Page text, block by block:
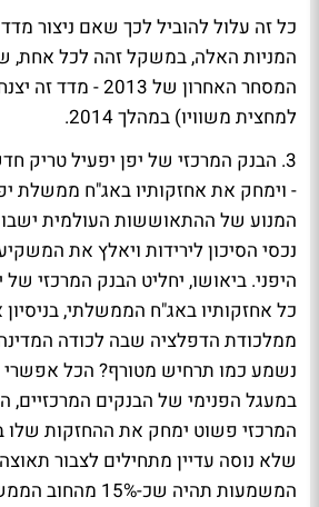
כל זה עלול להוביל לכך שאם ניצור
למחצית משוויו) במהלך 2014.
3. הבנק המרכזי של יפן יפעיל טריק
- וימחק את אחזקותיו באג"ח ממשלת
נכסי הסיכון לירידות ויאלץ את
היפני. ביאושו, יחליט הבנק המרכזי
כל אחזקותיו באג"ח הממשלתי, בניסיון
ממלכודת הדפלציה שבה לכודה
נשמע כמו תרחיש מטורף? הכל
במעגל הפנימי של הבנקים המרכזיים,
המרכזי פשוט ימחק את ההחזקות שלו
שלא נוסה עדיין מתחילים לצבור
המשמעות תהיה שכ-15% מהחוב הממשלתי פשוט יעלמו.